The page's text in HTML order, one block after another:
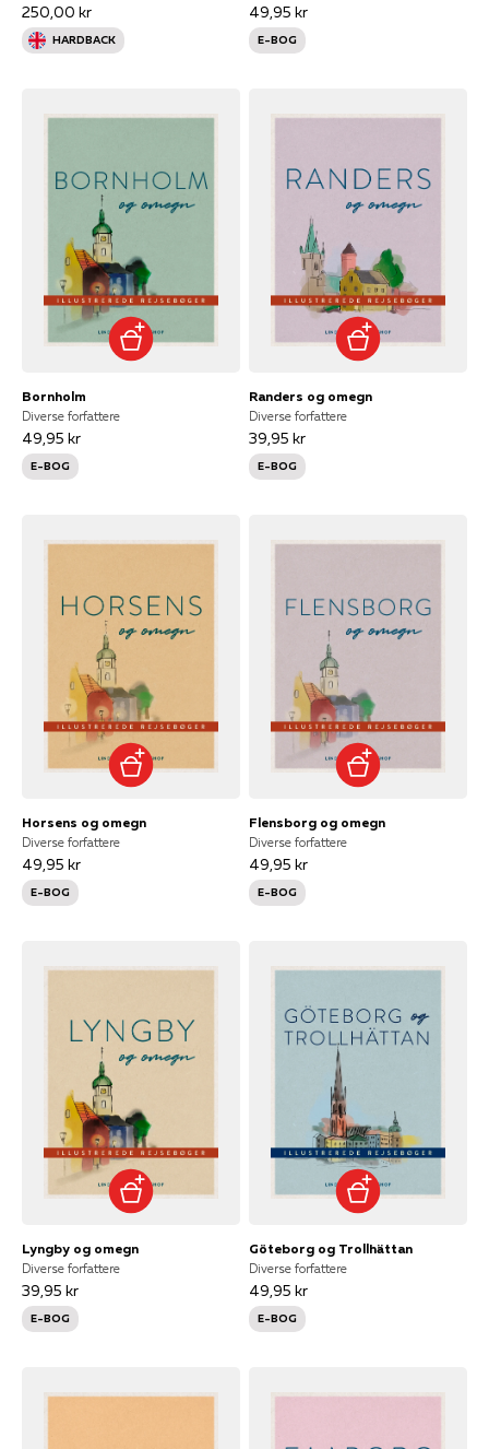
250,00 kr
HARDBACK
49,95 kr
E-BOG
Bornholm
Diverse forfattere
49,95 kr
E-BOG
Randers og omegn
Diverse forfattere
39,95 kr
E-BOG
Horsens og omegn
Diverse forfattere
49,95 kr
E-BOG
Flensborg og omegn
Diverse forfattere
49,95 kr
E-BOG
Lyngby og omegn
Diverse forfattere
39,95 kr
E-BOG
Göteborg og Trollhättan
Diverse forfattere
49,95 kr
E-BOG